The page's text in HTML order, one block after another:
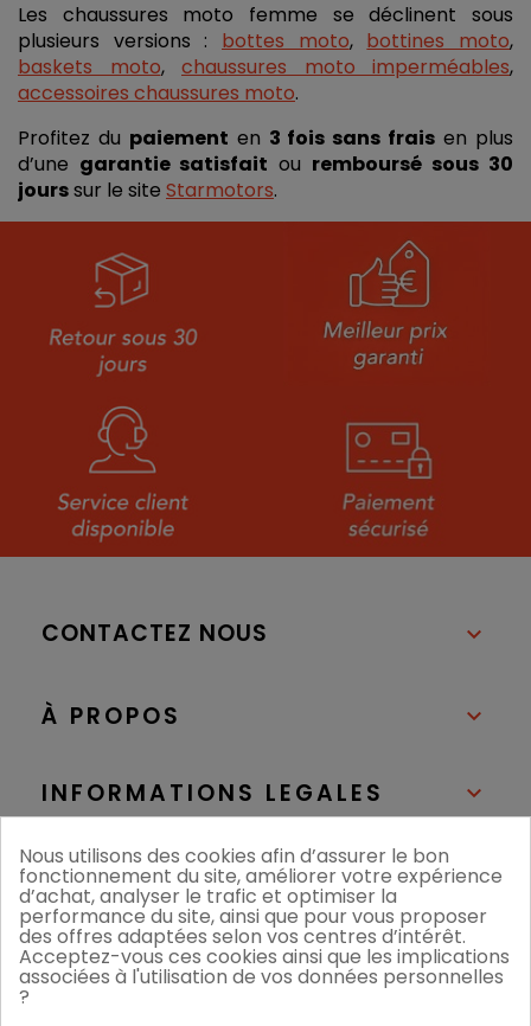
Les chaussures moto femme se déclinent sous
plusieurs versions : bottes moto, bottines moto
baskets moto, chaussures moto imperméables
accessoires chaussures moto.
Profitez du paiement en 3 fois sans frais en plus
d’une garantie satisfait ou remboursé sous 30
jours sur le site Starmotors.
CONTACTEZ NOUS 
À PROPOS 
INFORMATIONS LEGALES 
NOS BOUTIQUES 
Nous utilisons des cookies afin d’assurer le bon
fonctionnement du site, améliorer votre expérience
d’achat, analyser le trafic et optimiser la
performance du site, ainsi que pour vous proposer
des offres adaptées selon vos centres d’intérêt.
Acceptez-vous ces cookies ainsi que les implications
associées à l'utilisation de vos données personnelles
?